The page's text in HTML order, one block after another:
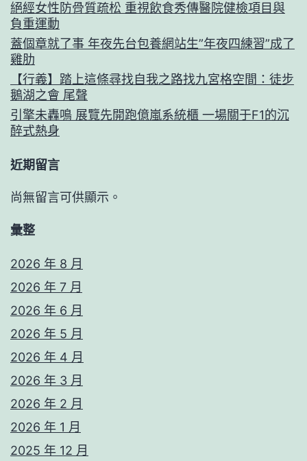
絕經女性防骨質疏松 重視飲食秀傳醫院健檢項目與
負重運動
蓋個章就了事 年夜先台包養網站生”年夜四練習”成了
雞肋
【行義】踏上這條尋找自我之路找九宮格空間：徒步
鵝湖之會 尾聲
引擎未轟鳴 展覽先開跑億嵐系統櫃 一場關于F1的沉
醉式熱身
近期留言
尚無留言可供顯示。
彙整
2026 年 8 月
2026 年 7 月
2026 年 6 月
2026 年 5 月
2026 年 4 月
2026 年 3 月
2026 年 2 月
2026 年 1 月
2025 年 12 月